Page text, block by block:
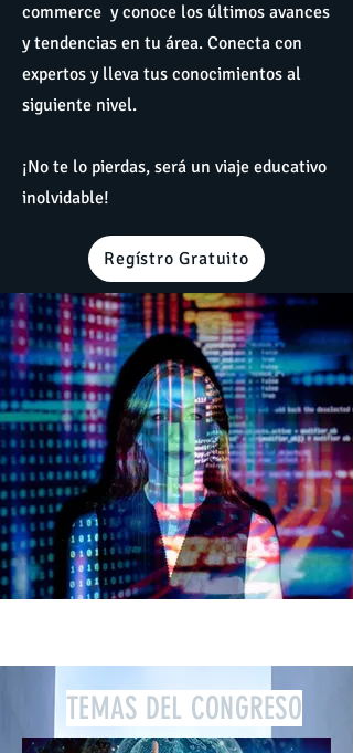
commerce y conoce los últimos avances
y tendencias en tu área. Conecta con
expertos y lleva tus conocimientos al
siguiente nivel.
¡No te lo pierdas, será un viaje educativo
inolvidable!
Regístro Gratuito
TEMAS DEL CONGRESO